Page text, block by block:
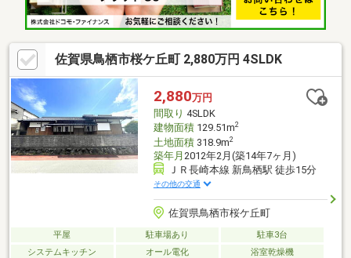
佐賀県鳥栖市桜ケ丘町 2,880万円 4SLDK
2,880万円
間取り 4SLDK
建物面積129.51m2
土地面積318.9m2
築年月 2012年2月(築14年7ヶ月)
ＪＲ長崎本線 新鳥栖駅 徒歩15分
その他の交通
佐賀県鳥栖市桜ケ丘町
平屋 駐車場あり
駐車3台
システムキッチン
オール電化 浴室乾燥機